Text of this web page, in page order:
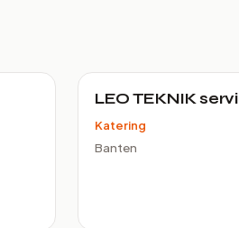
LEO TEKNIK
Katering
Banten